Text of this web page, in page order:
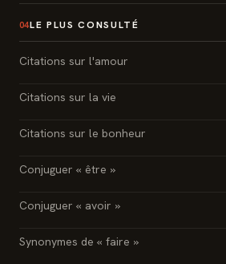
04LE PLUS CONSULTÉ
Citations sur l'amour
Citations sur la vie
Citations sur le bonheur
Conjuguer « être »
Conjuguer « avoir »
Synonymes de « faire »